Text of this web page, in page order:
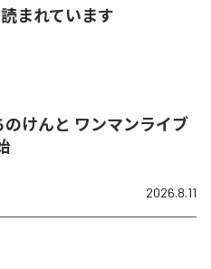
まれています
のけんと ワンマンライブ
2026.8.11